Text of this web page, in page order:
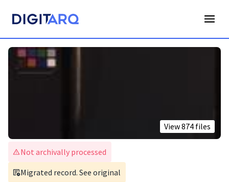
Not archivally processed
Migrated record. See original
View874 files